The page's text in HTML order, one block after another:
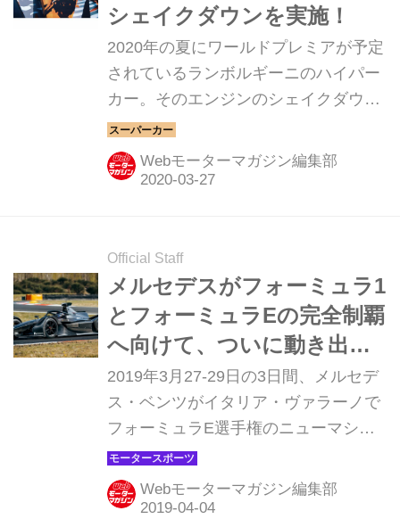
シェイクダウンを実施！
2020年の夏にワールドプレミアが予定
されているランボルギーニのハイパー
カー。そのエンジンのシェイクダウン
が実施された。
Webモーターマガジン編集部
Official Staff
メルセデスがフォーミュラ1
とフォーミュラEの完全制覇
へ向けて、ついに動き出し
た！【モータースポーツ】
2019年3月27-29日の3日間、メルセデ
ス・ベンツがイタリア・ヴァラーノで
フォーミュラE選手権のニューマシン
をシェイクダウンした。メルセデス・
ベンツは来季2019-2020シーズンから
のフォーミュラE選手権にワークス体
Webモーターマガジン編集部